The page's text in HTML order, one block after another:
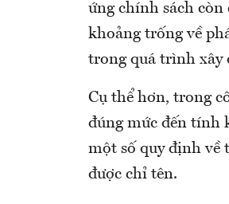
ứng chính sách
khoảng trống về
trong quá trình xây
Cụ thể hơn, trong
đúng mức đến tính
một số quy định về
được chỉ tên.